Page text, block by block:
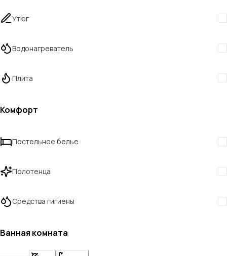
Утюг
Водонагреватель
Плита
Комфорт
Постельное белье
Полотенца
Средства гигиены
Ванная комната